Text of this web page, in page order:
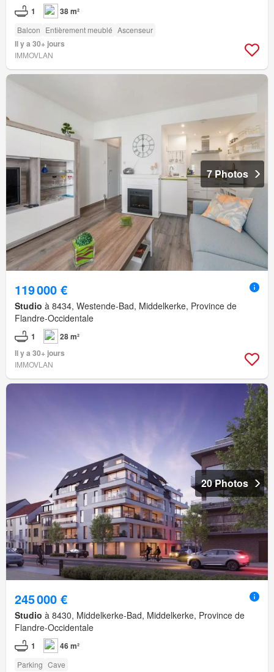
1 38 m²
Balcon Entièrement meublé Ascenseur
Il y a 30+ jours
IMMOVLAN
7 Photos
119 000 €
Studio à 8434, Westende-Bad, Middelkerke, Province de
Flandre-Occidentale
1
28 m²
Il y a 30+ jours
IMMOVLAN
20 Photos
245 000 €
Studio à 8430, Middelkerke-Bad, Middelkerke, Province de
Flandre-Occidentale
1 46 m²
Parking Cave